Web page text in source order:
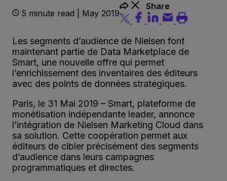
5 minute read | May 2019
Share
Les segments d’audience de Nielsen font
maintenant partie de Data Marketplace de
Smart, une nouvelle offre qui permet
l’enrichissement des inventaires des éditeurs
avec des points de données stratégiques.
Paris, le 31 Mai 2019 – Smart, plateforme de
monétisation indépendante leader, annonce
l’intégration de Nielsen Marketing Cloud dans
sa solution. Cette coopération permet aux
éditeurs de cibler précisément des segments
d’audience dans leurs campagnes
programmatiques et directes.